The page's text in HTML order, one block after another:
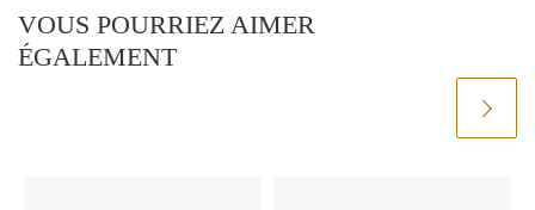
VOUS POURRIEZ AIMER
ÉGALEMENT